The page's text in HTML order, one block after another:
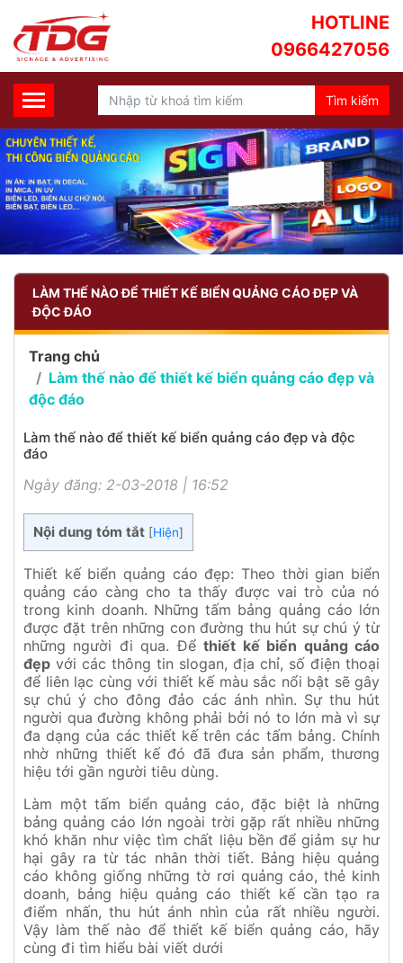
HOTLINE
0966427056
LÀM THẾ NÀO ĐỂ THIẾT KẾ BIỂN QUẢNG CÁO ĐẸP VÀ
ĐỘC ĐÁO
Trang chủ
Làm thế nào để thiết kế biển quảng cáo đẹp và
độc đáo
Làm thế nào để thiết kế biển quảng cáo đẹp và độc
đáo
Ngày đăng: 2-03-2018 | 16:52
Nội dung tóm tắt [Hiện]
Thiết kế biển quảng cáo đẹp: Theo thời gian biển
quảng cáo càng cho ta thấy được vai trò của nó
trong kinh doanh. Những tấm bảng quảng cáo lớn
được đặt trên những con đường thu hút sự chú ý từ
những người đi qua. Đểthiết kế biển quảng cáo
đẹp với các thông tin slogan, địa chỉ, số điện thoại
để liên lạc cùng với thiết kế màu sắc nổi bật sẽ gây
sự chú ý cho đông đảo các ánh nhìn. Sự thu hút
người qua đường không phải bởi nó to lớn mà vì sự
đa dạng của các thiết kế trên các tấm bảng. Chính
nhờ những thiết kế đó đã đưa sản phẩm, thương
hiệu tới gần người tiêu dùng.
Làm một tấm biển quảng cáo, đặc biệt là những
bảng quảng cáo lớn ngoài trời gặp rất nhiều những
khó khăn như việc tìm chất liệu bền để giảm sự hư
hại gây ra từ tác nhân thời tiết. Bảng hiệu quảng
cáo không giống những tờ rơi quảng cáo, thẻ kinh
doanh, bảng hiệu quảng cáo thiết kế cần tạo ra
điểm nhấn, thu hút ánh nhìn của rất nhiều người.
Vậy làm thế nào để thiết kế biển quảng cáo, hãy
cùng đi tìm hiểu bài viết dưới